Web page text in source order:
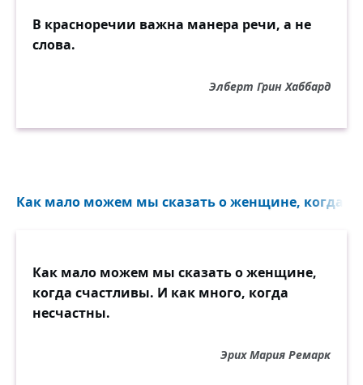
В красноречии важна манера речи, а не
слова.
Элберт Грин Хаббард
Как мало можем мы сказать о женщине, когда
Как мало можем мы сказать о женщине,
когда счастливы. И как много, когда
несчастны.
Эрих Мария Ремарк